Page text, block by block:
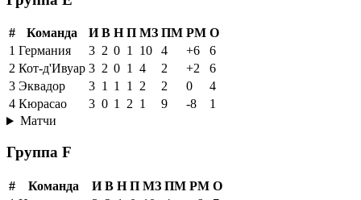
# Команда И В Н П МЗ ПМ РМ О
1 Германия 3 2 0 1 10 4 +6
6
2 Кот-д'Ивуар 3 2 0 1 4 2 +2
6
3 Эквадор 3 1 1 1 2 2 0
4
4 Кюрасао 3 0 1 2 1 9 -8
1
Матчи
Группа F
# Команда И В Н П МЗ ПМ РМ О